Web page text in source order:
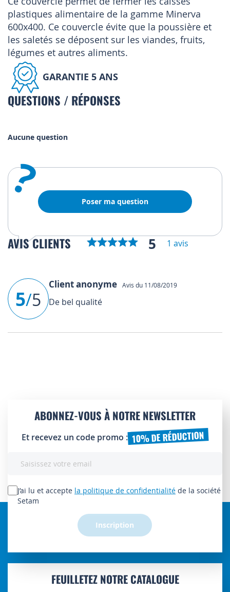
plastiques alimentaire de la gamme Minerva
600x400. Ce couvercle évite que la poussière et
les saletés se déposent sur les viandes, fruits,
légumes et autres aliments.
GARANTIE 5 ANS
QUESTIONS / RÉPONSES
Aucune question
? Poser ma question
AVIS CLIENTS 5 1 avis
5/5
Client anonyme Avis du 11/08/2019
De bel qualité
ABONNEZ-VOUS À NOTRE NEWSLETTER
Et recevez un code promo : 10% DE RÉDUCTION
lettre
d’information
J’ai lu et accepte la politique de confidentialité de la société
Setam
Inscription
FEUILLETEZ NOTRE CATALOGUE